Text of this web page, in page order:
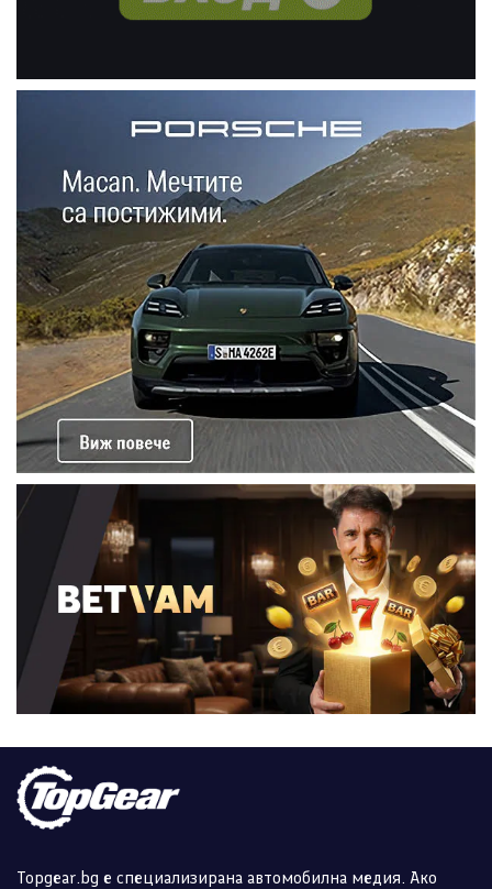
Topgear.bg е специализирана автомобилна медия. Ако